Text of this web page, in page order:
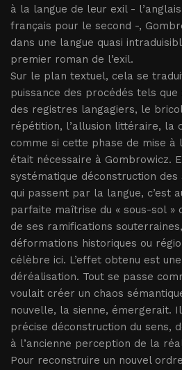
à la langue de leur exil -
français pour le second -,
dans une langue quasi
premier roman de l’exil.
Sur le plan textuel, cela se
puissance des procédés tels
des registres langagiers, le
répétition, l’allusion littéraire, la
comme si cette phase de mise à
était nécessaire à Gombrowicz.
systématique déconstruction
qui passent par la langue, c’est
parfaite maîtrise du « sous-sol »
de ses ramifications
déformations historiques ou
célèbre ici. L’effet obtenu est
déréalisation. Tout se passe
voulait créer un chaos
nouvelle, la sienne, émergerait. Il
précise déconstruction du sens,
à l’ancienne perception de la
Pour reconstruire un nouvel